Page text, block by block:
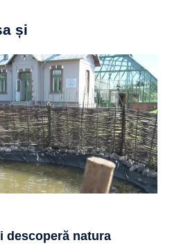
și
descoperă natura